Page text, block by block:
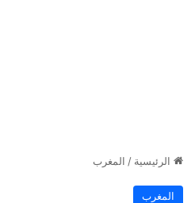
الرئيسية / المغرب
المغرب